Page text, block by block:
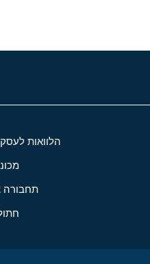
הלוואות
תחבורה